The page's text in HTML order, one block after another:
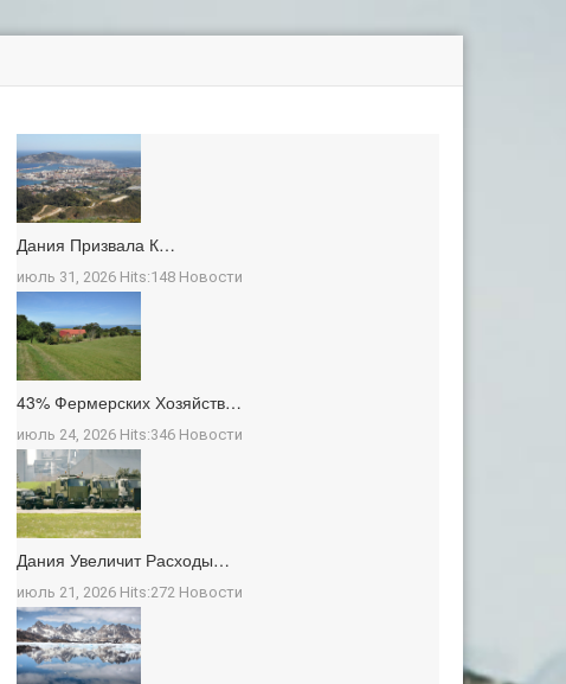
Дания Призвала К…
июль 31, 2026 Hits:148 Новости
43% Фермерских Хозяйств…
июль 24, 2026 Hits:346 Новости
Дания Увеличит Расходы…
июль 21, 2026 Hits:272 Новости